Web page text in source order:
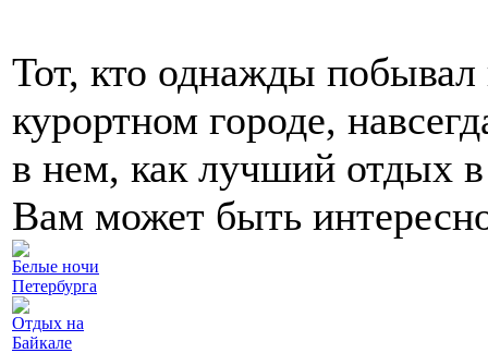
Тот, кто однажды побывал
курортном городе,
в нем, как лучший отдых
Вам может быть
Белые ночи
Петербурга
Отдых на
Байкале